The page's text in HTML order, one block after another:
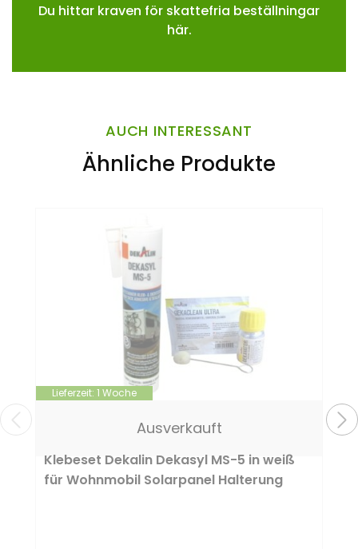
Du hittar kraven för skattefria beställningar
här.
AUCH INTERESSANT
Ähnliche Produkte
Lieferzeit: 1 Woche
Ausverkauft
Klebeset Dekalin Dekasyl MS-5 in weiß
für Wohnmobil Solarpanel Halterung